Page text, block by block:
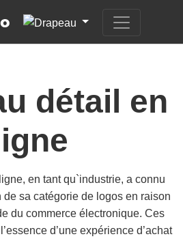
détail en
en tant qu`industrie, a connu
de sa catégorie de logos en raison
du commerce électronique. Ces
d’une expérience d’achat